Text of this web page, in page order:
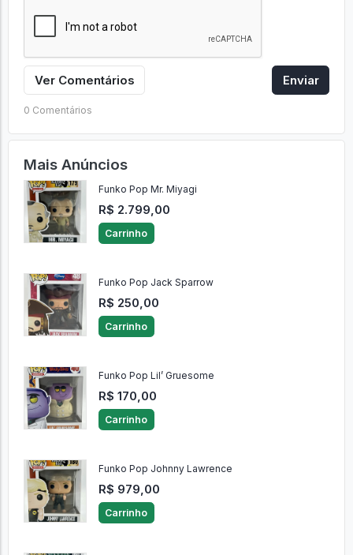
Ver Comentários Enviar
0 Comentários
Mais Anúncios
Funko Pop Mr. Miyagi
R$ 2.799,00
Carrinho
Funko Pop Jack Sparrow
R$ 250,00
Carrinho
Funko Pop Lil’ Gruesome
R$ 170,00
Carrinho
Funko Pop Johnny Lawrence
R$ 979,00
Carrinho